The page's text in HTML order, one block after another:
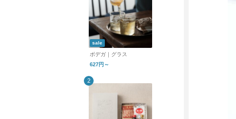
sale
ボデガ｜グラス
627円～